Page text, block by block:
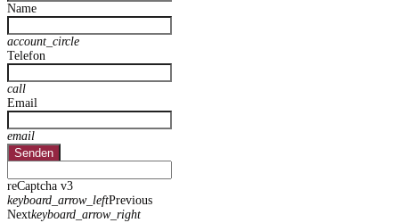
Name
account_circle
Telefon
call
Email
email
Senden
reCaptcha v3
keyboard_arrow_leftPrevious
Nextkeyboard_arrow_right